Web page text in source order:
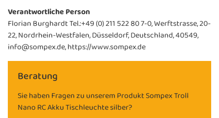
Verantwortliche Person
Florian Burghardt Tel.:+49 (0) 211 522 80 7-0, Werftstrasse, 20-
22, Nordrhein-Westfalen, Düsseldorf, Deutschland, 40549,
info@sompex.de, https://www.sompex.de
Beratung
Sie haben Fragen zu unserem Produkt Sompex Troll
Nano RC Akku Tischleuchte silber?